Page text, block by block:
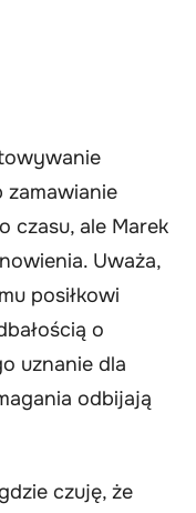
zamawianie
czasu, ale Marek
Uważa,
posiłkowi
o
uznanie dla
odbijają
czuję, że